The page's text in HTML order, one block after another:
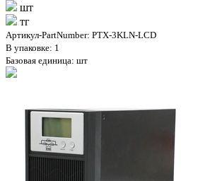
шт
тг
Артикул-PartNumber: PTX-3KLN-LCD
В упаковке: 1
Базовая единица: шт